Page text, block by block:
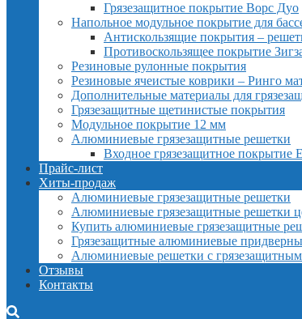
Грязезащитное покрытие Ворс Дуо
Напольное модульное покрытие для
Антискользящие покрытия –
Противоскользящее покрытие
Резиновые рулонные покрытия
Резиновые ячеистые коврики – Ринго
Дополнительные материалы для
Грязезащитные щетинистые покрытия
Модульное покрытие 12 мм
Алюминиевые грязезащитные решетки
Входное грязезащитное покрытие
Прайс-лист
Хиты-продаж
Алюминиевые грязезащитные решетки
Алюминиевые грязезащитные решетки
Купить алюминиевые грязезащитные
Грязезащитные алюминиевые
Алюминиевые решетки с
Отзывы
Контакты